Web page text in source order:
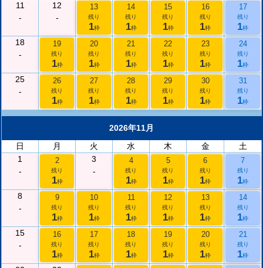
11
-
12
-
13
残り
1枠
14
残り
1枠
15
残り
1枠
16
残り
1枠
17
残り
1枠
18
-
19
残り
1枠
20
残り
1枠
21
残り
1枠
22
残り
1枠
23
残り
1枠
24
残り
1枠
25
-
26
残り
1枠
27
残り
1枠
28
残り
1枠
29
残り
1枠
30
残り
1枠
31
残り
1枠
2026年11月
日
月 火 水 木 金
土
1
-
2
残り
1枠
3
-
4
残り
1枠
5
残り
1枠
6
残り
1枠
7
残り
1枠
8
-
9
残り
1枠
10
残り
1枠
11
残り
1枠
12
残り
1枠
13
残り
1枠
14
残り
1枠
15
-
16
残り
1枠
17
残り
1枠
18
残り
1枠
19
残り
1枠
20
残り
1枠
21
残り
1枠